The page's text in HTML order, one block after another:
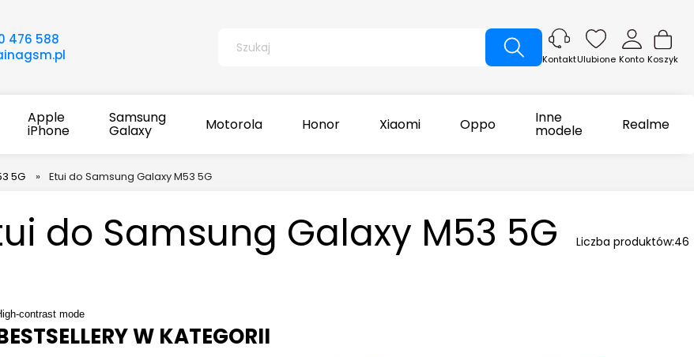
476 588
Koszyk
Konto
KontaktUlubione
Apple
iPhone
Samsung
Galaxy Motorola Honor Xiaomi Oppo Inne
modele Realme
5G » Etui do Samsung Galaxy M53 5G
do Samsung Galaxy M53 5G Liczba produktów:46
contrast mode
W KATEGORII